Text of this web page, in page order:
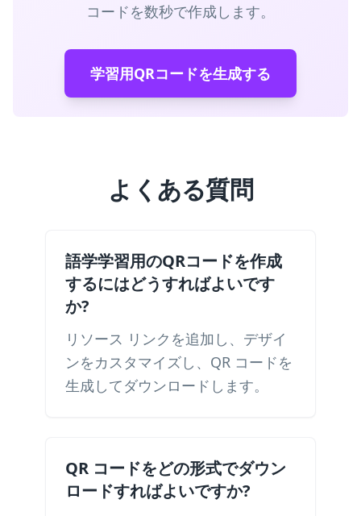
コードを数秒で作成します。
学習用QRコードを生成する
よくある質問
語学学習用のQRコードを作成
するにはどうすればよいです
か?
リソース リンクを追加し、デザイ
ンをカスタマイズし、QR コードを
生成してダウンロードします。
QR コードをどの形式でダウン
ロードすればよいですか?